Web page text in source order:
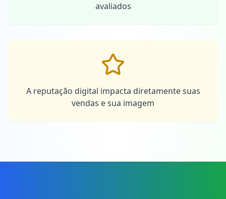
avaliados
A reputação digital impacta diretamente suas
vendas e sua imagem